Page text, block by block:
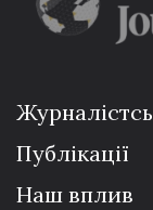
Публікації
Наш вплив